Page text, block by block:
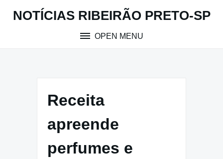
NOTÍCIAS RIBEIRÃO PRETO-SP
OPEN MENU
Receita
apreende
perfumes e